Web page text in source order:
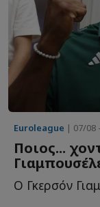
Euroleague | 07/08
Ποιος...